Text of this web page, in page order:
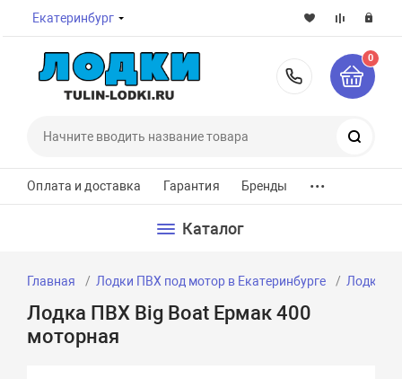
Екатеринбург
8-800-
0
Оплата и доставка Гарантия Бренды ...
Каталог
Главная Лодки ПВХ под мотор в Екатеринбурге Лодки
Лодка ПВХ Big Boat Ермак 400
моторная